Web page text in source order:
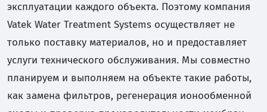
эксплуатации каждого объекта. Поэтому компания
Vatek Water Treatment Systems осуществляет не
только поставку материалов, но и предоставляет
услуги технического обслуживания. Мы совместно
планируем и выполняем на объекте такие работы,
как замена фильтров, регенерация ионообменной